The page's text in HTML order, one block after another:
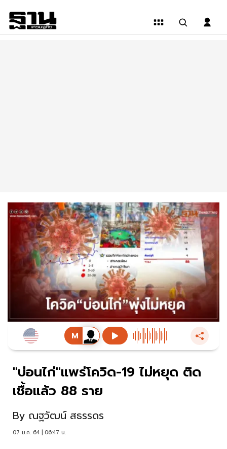
"บ่อนไก่"แพร่โควิด-19 ไม่หยุด ติด
เชื้อแล้ว 88 ราย
By ณฐวัฒน์ สธรรดร
07 ม.ค. 64 | 06:47 น.